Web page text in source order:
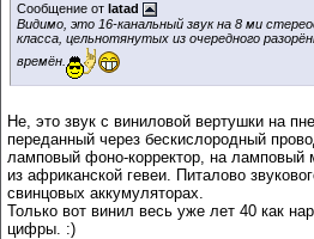
Сообщение от latad
Видимо, это 16-канальный звук на 8 ми
класса, цельнотянутых из очередного
времён.
Не, это звук с виниловой вертушки на
переданный через бескислородный
ламповый фоно-корректор, на ламповый
из африканской гевеи. Питалово
свинцовых аккумуляторах.
Только вот винил весь уже лет 40 как
цифры. :)